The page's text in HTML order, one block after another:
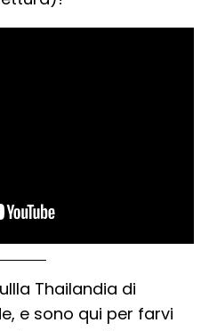
Thailandia di
e sono qui per farvi